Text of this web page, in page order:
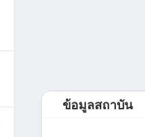
ข้อมูลสถาบัน